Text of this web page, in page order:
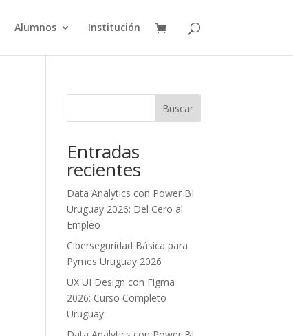
Alumnos Institución
Buscar
Entradas
recientes
Data Analytics con Power BI
Uruguay 2026: Del Cero al
Empleo
Ciberseguridad Básica para
Pymes Uruguay 2026
UX UI Design con Figma
2026: Curso Completo
Uruguay